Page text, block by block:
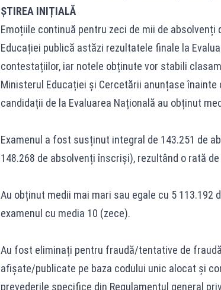
ȘTIREA INIȚIALĂ
Emoțiile continuă pentru zeci de mii de absolvenți
Educației publică astăzi rezultatele finale la
contestațiilor, iar notele obținute vor stabili
Ministerul Educației și Cercetării anunțase
candidații de la Evaluarea Națională au obținut
Examenul a fost susținut integral de 143.251 de
148.268 de absolvenți înscriși), rezultând o rată
Au obținut medii mai mari sau egale cu 5 113.192
examenul cu media 10 (zece).
Au fost eliminați pentru fraudă/tentative de
afișate/publicate pe baza codului unic alocat și
prevederile specifice din Regulamentul general